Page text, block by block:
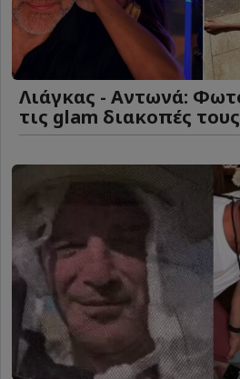
Λιάγκας - Αντωνά:
τις glam διακοπές